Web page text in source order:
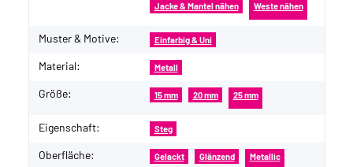
Jacke & Mantel nähen Weste nähen
Muster & Motive: Einfarbig & Uni
Material: Metall
Größe: 15 mm 20 mm 25 mm
Eigenschaft: Steg
Oberfläche: Gelackt Glänzend Metallic